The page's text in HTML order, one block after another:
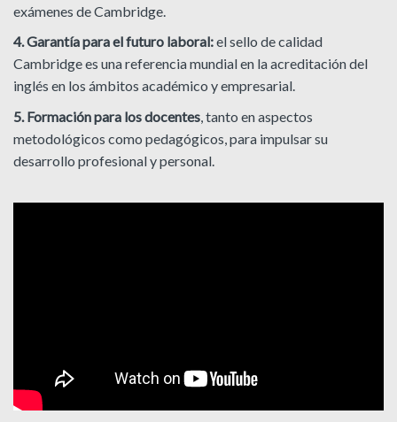
exámenes de Cambridge.
4. Garantía para el futuro laboral:el sello de calidad
Cambridge es una referencia mundial en la acreditación del
inglés en los ámbitos académico y empresarial.
5. Formación para los docentes, tanto en aspectos
metodológicos como pedagógicos, para impulsar su
desarrollo profesional y personal.